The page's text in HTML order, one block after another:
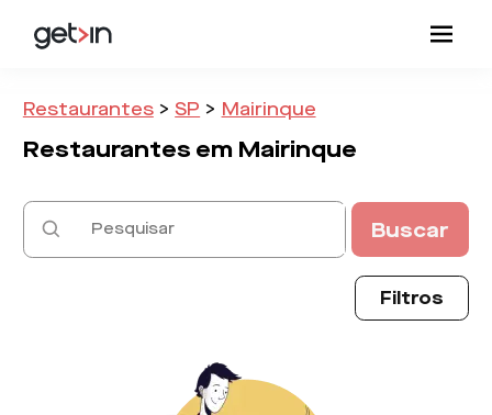
Restaurantes > SP > Mairinque
Restaurantes em Mairinque
Buscar
Filtros